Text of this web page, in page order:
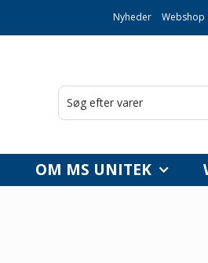
Nyheder Webshop
OM MS UNITEK